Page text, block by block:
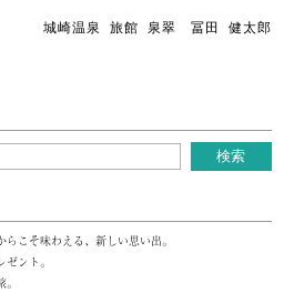
城崎温泉 旅館 泉翠 冨田 健太郎
こそ味わえる、新しい思い出。
ント。